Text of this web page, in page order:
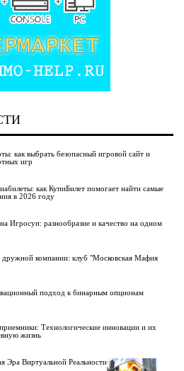
как выбрать безопасный игровой сайт и
игр
как КупиБилет помогает найти самые
в 2026 году
Игросуп: разнообразие и качество на одном
компании: клуб "Московская Мафия
подход к бинарным опционам
Технологические инновации и их
жизнь
Эра Виртуальной Реальности